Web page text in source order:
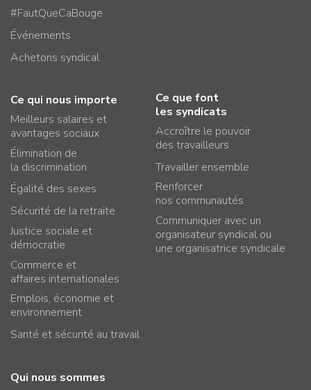
#FautQueCaBouge
Événements
Achetons syndical
Ce qui nous importe
Meilleurs salaires et
avantages sociaux
Élimination de
la discrimination
Égalité des sexes
Sécurité de la retraite
Justice sociale et
démocratie
Commerce et
affaires internationales
Emplois, économie et
environnement
Santé et sécurité au travail
Ce que font
les syndicats
Accroître le pouvoir
des travailleurs
Travailler ensemble
Renforcer
nos communautés
Communiquer avec un
organisateur syndical ou
une organisatrice syndicale
Qui nous sommes